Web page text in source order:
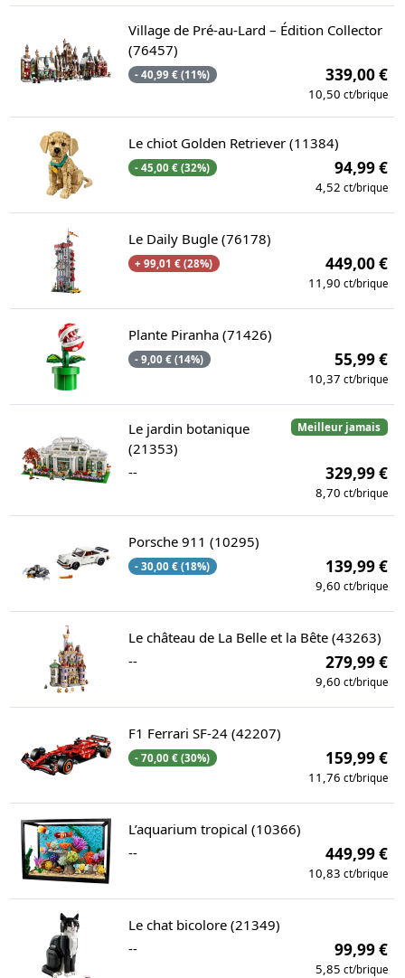
Village de Pré-au-Lard – Édition Collector
(76457)
- 40,99 € (11%) 339,00 €
10,50 ct/brique
Le chiot Golden Retriever (11384)
- 45,00 € (32%) 94,99 €
4,52 ct/brique
Le Daily Bugle (76178)
+ 99,01 € (28%) 449,00 €
11,90 ct/brique
Plante Piranha (71426)
- 9,00 € (14%) 55,99 €
10,37 ct/brique
Meilleur jamais
Le jardin botanique
(21353)
--
329,99 €
8,70 ct/brique
Porsche 911 (10295)
- 30,00 € (18%) 139,99 €
9,60 ct/brique
Le château de La Belle et la Bête (43263)
--
279,99 €
9,60 ct/brique
F1 Ferrari SF-24 (42207)
- 70,00 € (30%) 159,99 €
11,76 ct/brique
L’aquarium tropical (10366)
--
449,99 €
10,83 ct/brique
Le chat bicolore (21349)
--
99,99 €
5,85 ct/brique